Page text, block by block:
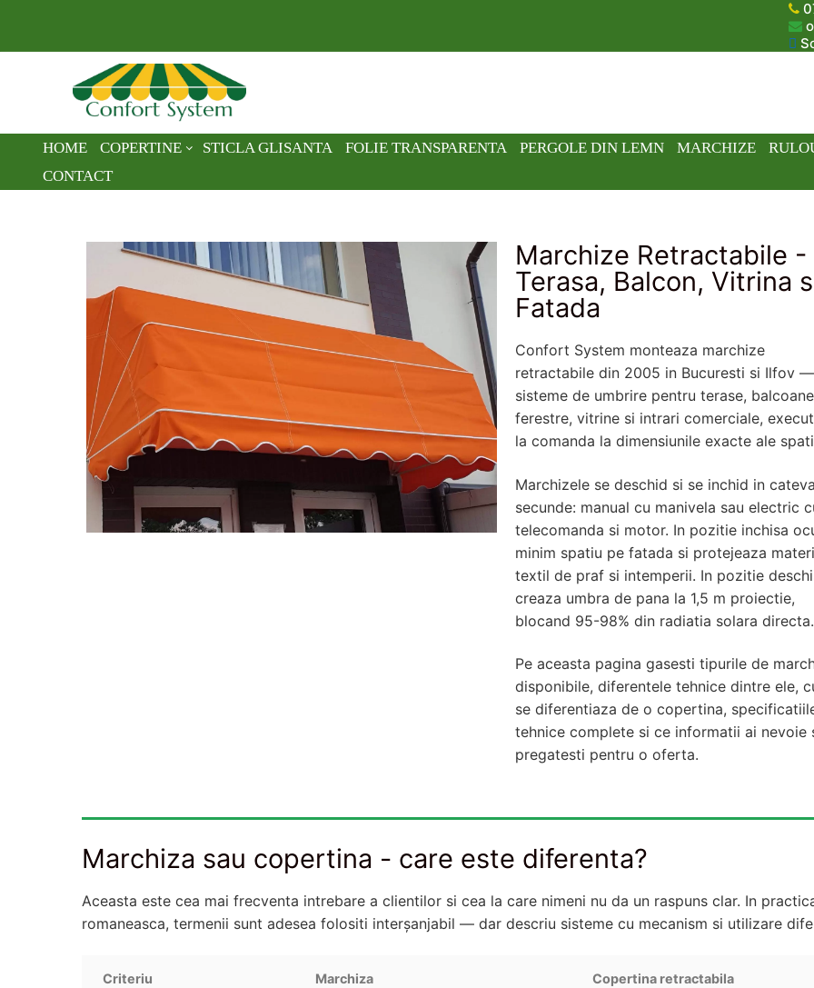
HOME COPERTINE STICLA GLISANTA FOLIE TRANSPARENTA PERGOLE DIN LEMN MARCHIZE
CONTACT
Marchize Retractabile -
Terasa, Balcon, Vitrina
Fatada
Confort System monteaza marchize
retractabile din 2005 in Bucuresti si Ilfov —
sisteme de umbrire pentru terase,
ferestre, vitrine si intrari comerciale,
la comanda la dimensiunile exacte ale
Marchizele se deschid si se inchid in
secunde: manual cu manivela sau electric
telecomanda si motor. In pozitie inchisa
minim spatiu pe fatada si protejeaza
textil de praf si intemperii. In pozitie
creaza umbra de pana la 1,5 m proiectie,
blocand 95-98% din radiatia solara directa.
Pe aceasta pagina gasesti tipurile de
disponibile, diferentele tehnice dintre ele,
se diferentiaza de o copertina,
tehnice complete si ce informatii ai nevoie
pregatesti pentru o oferta.
Marchiza sau copertina - care este diferenta?
Aceasta este cea mai frecventa intrebare a clientilor si cea la care nimeni nu da un raspuns clar. In
romaneasca, termenii sunt adesea folositi interșanjabil — dar descriu sisteme cu mecanism si utilizare
Criteriu Marchiza Copertina retractabila